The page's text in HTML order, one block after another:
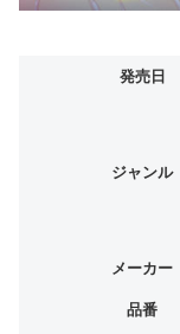
発売日
ジャンル
メーカー
品番